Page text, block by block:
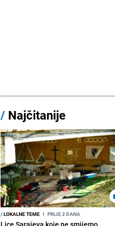
/ Najčitanije
/LOKALNE TEME I PRIJE 2 DANA